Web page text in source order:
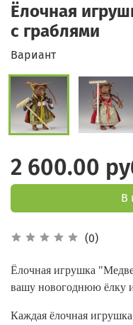
Ёлочная
с граблями
(0)
Вариант
2 600.00
В
Ёлочная игрушка
вашу новогоднюю ёлку
Каждая ёлочная